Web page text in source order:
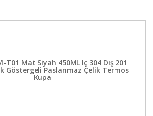
T01 Mat Siyah 450ML Iç 304 Dış 201
Göstergeli Paslanmaz Çelik Termos
Kupa